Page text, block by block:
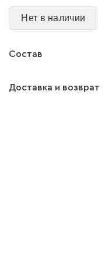
Нет в наличии
Состав
Доставка и возврат